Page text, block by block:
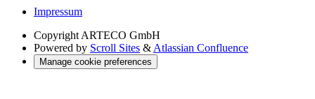
Impressum
Copyright ARTECO GmbH
Powered by Scroll Sites & Atlassian Confluence
Manage cookie preferences